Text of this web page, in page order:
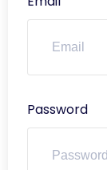
Password